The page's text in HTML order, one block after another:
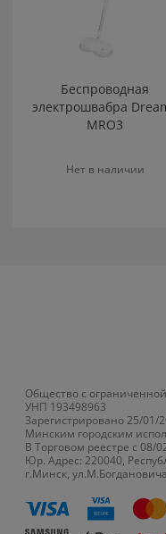
Беспроводная
электрошвабра
MRO3
Нет в наличии
Общество с
УНП 193498963
Зарегистрировано 25/01/
Минским городским
В Торговом реестре с 08/
Юр. Адрес: 220040,
г.Минск,